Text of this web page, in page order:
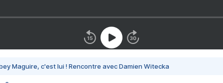
Maguire, c'est lui ! Rencontre avec Damien Witecka